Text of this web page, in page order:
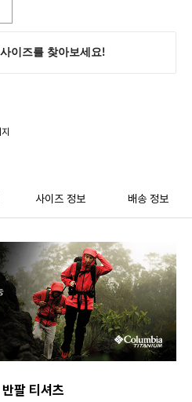
사이즈 정보 배송 정보
팔 티셔츠